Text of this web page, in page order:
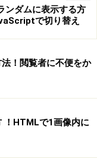
ンダムに表示する方
で切り替え
！閲覧者に不便をか
！HTMLで1画像内に